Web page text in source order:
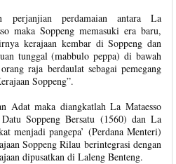
perjanjian perdamaian antara La
maka Soppeng memasuki era baru,
kerajaan kembar di Soppeng dan
tunggal (mabbulo peppa) di bawah
raja berdaulat sebagai pemegang
Soppeng”.
Adat maka diangkatlah La Mataesso
Soppeng Bersatu (1560) dan La
menjadi pangepa’ (Perdana Menteri)
Soppeng Rilau berintegrasi dengan
dipusatkan di Laleng Benteng.